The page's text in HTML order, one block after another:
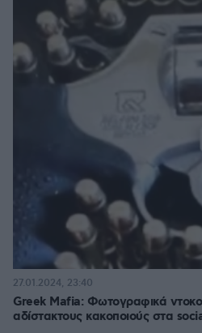
Greek Mafia: Φωτογραφικά
αδίστακτους κακοποιούς στα
27.01.2024, 23:40